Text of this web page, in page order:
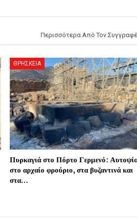
Περισσότερα Από Τον
ΘΡΗΣΚΕΙΑ
Πυρκαγιά στο Πόρτο Γερμενό:
στο αρχαίο φρούριο, στα βυζαντινά και
στα…